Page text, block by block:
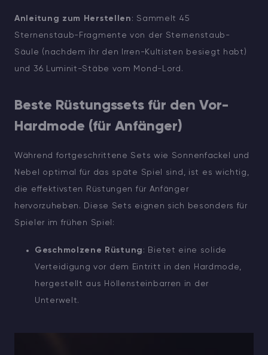
Anleitung zum Herstellen : Sammelt 45
Sternenstaub-Fragmente von der Sternenstaub-
Säule (nachdem ihr den Irren-Kultisten besiegt habt)
und 36 Luminit-Stäbe vom Mond-Lord.
Beste Rüstungssets für den Vor-
Hardmode (für Anfänger)
Während fortgeschrittene Sets wie Sonnenfackel und
Nebel optimal für das späte Spiel sind, ist es wichtig,
die effektivsten Rüstungen für Anfänger
hervorzuheben. Diese Sets eignen sich besonders für
Spieler im frühen Spiel:
Geschmolzene Rüstung : Bietet eine solide
Verteidigung vor dem Eintritt in den Hardmode,
hergestellt aus Höllensteinbarren in der
Unterwelt.